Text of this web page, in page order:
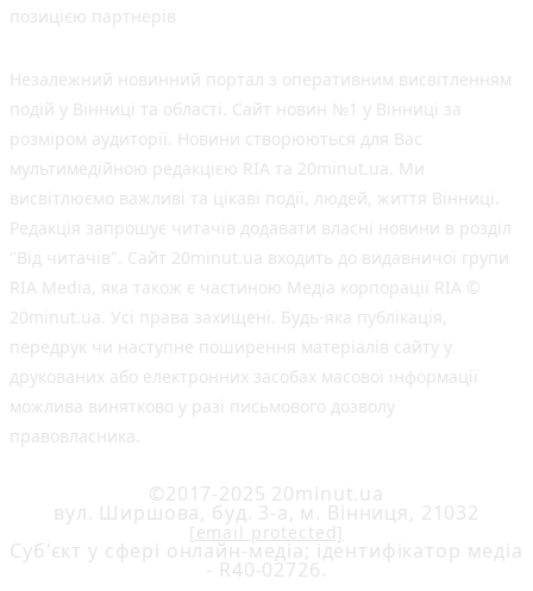
позицією партнерів
Незалежний новинний портал з оперативним висвітленням
подій у Вінниці та області. Сайт новин №1 у Вінниці за
розміром аудиторії. Новини створюються для Вас
мультимедійною редакцією RIA та 20minut.ua. Ми
висвітлюємо важливі та цікаві події, людей, життя Вінниці.
Редакція запрошує читачів додавати власні новини в розділ
"Від читачів". Сайт 20minut.ua входить до видавничої групи
RIA Media, яка також є частиною Медіа корпорації RIA ©
20minut.ua. Усі права захищені. Будь-яка публiкацiя,
передрук чи наступне поширення матеріалів сайту у
друкованих або електронних засобах масової інформації
можлива винятково у разі письмового дозволу
правовласника.
©2017-2025 20minut.ua
вул. Ширшова, буд. 3-а, м. Вінниця, 21032
[email protected]
Cуб'єкт у сфері онлайн-медіа; ідентифікатор медіа
- R40-02726.